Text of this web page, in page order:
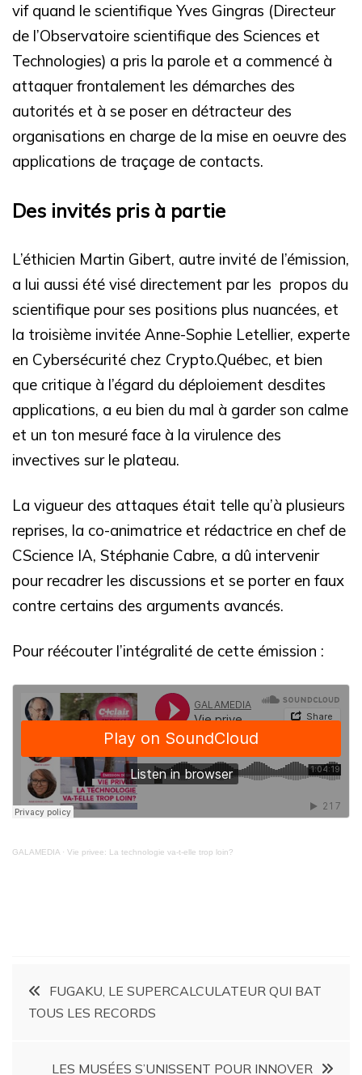
vif quand le scientifique Yves Gingras (Directeur
de l’Observatoire scientifique des Sciences et
Technologies) a pris la parole et a commencé à
attaquer frontalement les démarches des
autorités et à se poser en détracteur des
organisations en charge de la mise en oeuvre des
applications de traçage de contacts.
Des invités pris à partie
L’éthicien Martin Gibert, autre invité de l’émission,
a lui aussi été visé directement par les propos du
scientifique pour ses positions plus nuancées, et
la troisième invitée Anne-Sophie Letellier, experte
en Cybersécurité chez Crypto.Québec, et bien
que critique à l’égard du déploiement desdites
applications, a eu bien du mal à garder son calme
et un ton mesuré face à la virulence des
invectives sur le plateau.
La vigueur des attaques était telle qu’à plusieurs
reprises, la co-animatrice et rédactrice en chef de
CScience IA, Stéphanie Cabre, a dû intervenir
pour recadrer les discussions et se porter en faux
contre certains des arguments avancés.
Pour réécouter l’intégralité de cette émission :
GALAMEDIA · Vie privee: La technologie va-t-elle trop loin?
FUGAKU, LE SUPERCALCULATEUR QUI BAT
TOUS LES RECORDS
LES MUSÉES S’UNISSENT POUR INNOVER